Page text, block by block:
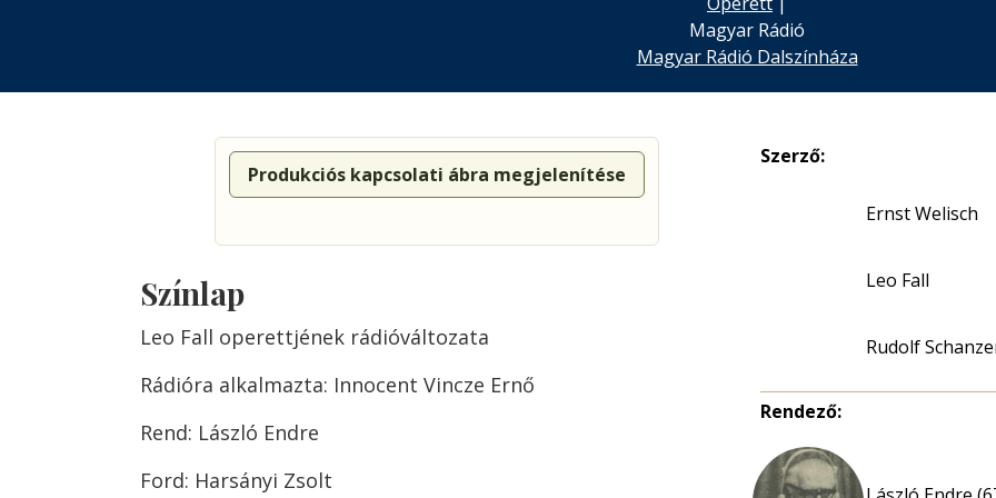
Magyar Rádió
Magyar Rádió Dalszínháza
Produkciós kapcsolati ábra megjelenítése
Színlap
Leo Fall operettjének rádióváltozata
Rádióra alkalmazta: Innocent Vincze Ernő
Rend: László Endre
Ford: Harsányi Zsolt
Szerző:
Ernst Welisch
Leo Fall
Rudolf
Rendező: